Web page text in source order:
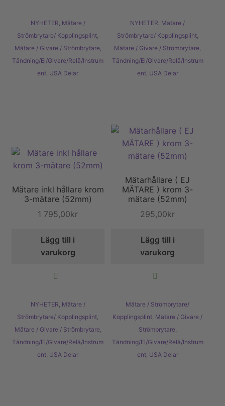
NYHETER, Mätare /
Strömbrytare/ Kopplingsplint,
Mätare / Givare / Strömbrytare,
Tändning/El/Givare/Relä/Instrum
ent, USA Delar
NYHETER, Mätare /
Strömbrytare/ Kopplingsplint,
Mätare / Givare / Strömbrytare,
Tändning/El/Givare/Relä/Instrum
ent, USA Delar
Mätare inkl hållare krom
3-mätare (52mm)
1 795,00kr
Lägg till i
varukorg
NYHETER, Mätare /
Strömbrytare/ Kopplingsplint,
Mätare / Givare / Strömbrytare,
Tändning/El/Givare/Relä/Instrum
ent, USA Delar
Mätarhållare ( EJ
MÄTARE ) krom 3-
mätare (52mm)
295,00kr
Lägg till i
varukorg
Mätare / Strömbrytare/
Kopplingsplint, Mätare / Givare /
Strömbrytare,
Tändning/El/Givare/Relä/Instrum
ent, USA Delar